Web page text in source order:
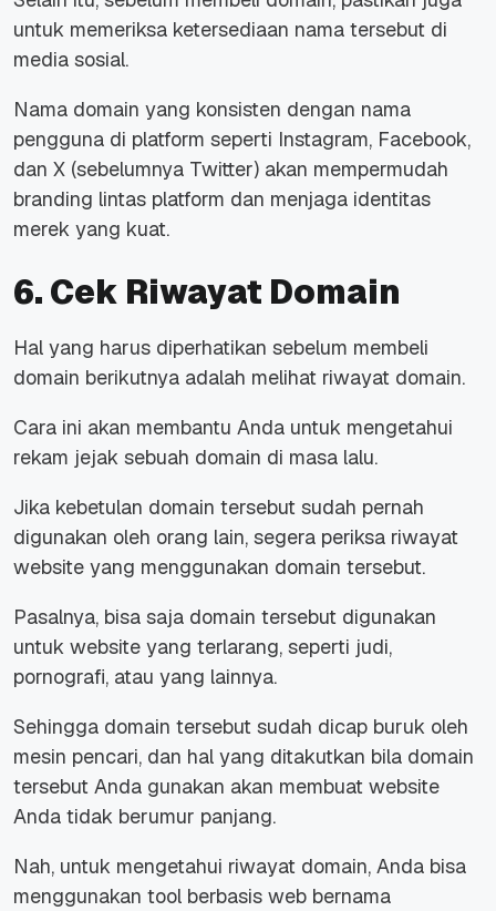
untuk memeriksa ketersediaan nama tersebut di
media sosial.
Nama domain yang konsisten dengan nama
pengguna di platform seperti Instagram, Facebook,
dan X (sebelumnya Twitter) akan mempermudah
branding lintas platform dan menjaga identitas
merek yang kuat.
6. Cek Riwayat Domain
Hal yang harus diperhatikan sebelum membeli
domain berikutnya adalah melihat riwayat domain.
Cara ini akan membantu Anda untuk mengetahui
rekam jejak sebuah domain di masa lalu.
Jika kebetulan domain tersebut sudah pernah
digunakan oleh orang lain, segera periksa riwayat
website yang menggunakan domain tersebut.
Pasalnya, bisa saja domain tersebut digunakan
untuk website yang terlarang, seperti judi,
pornografi, atau yang lainnya.
Sehingga domain tersebut sudah dicap buruk oleh
mesin pencari, dan hal yang ditakutkan bila domain
tersebut Anda gunakan akan membuat website
Anda tidak berumur panjang.
Nah, untuk mengetahui riwayat domain, Anda bisa
menggunakan tool berbasis web bernama